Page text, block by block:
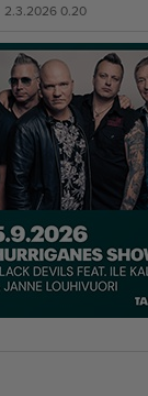
2.3.2026 0.20